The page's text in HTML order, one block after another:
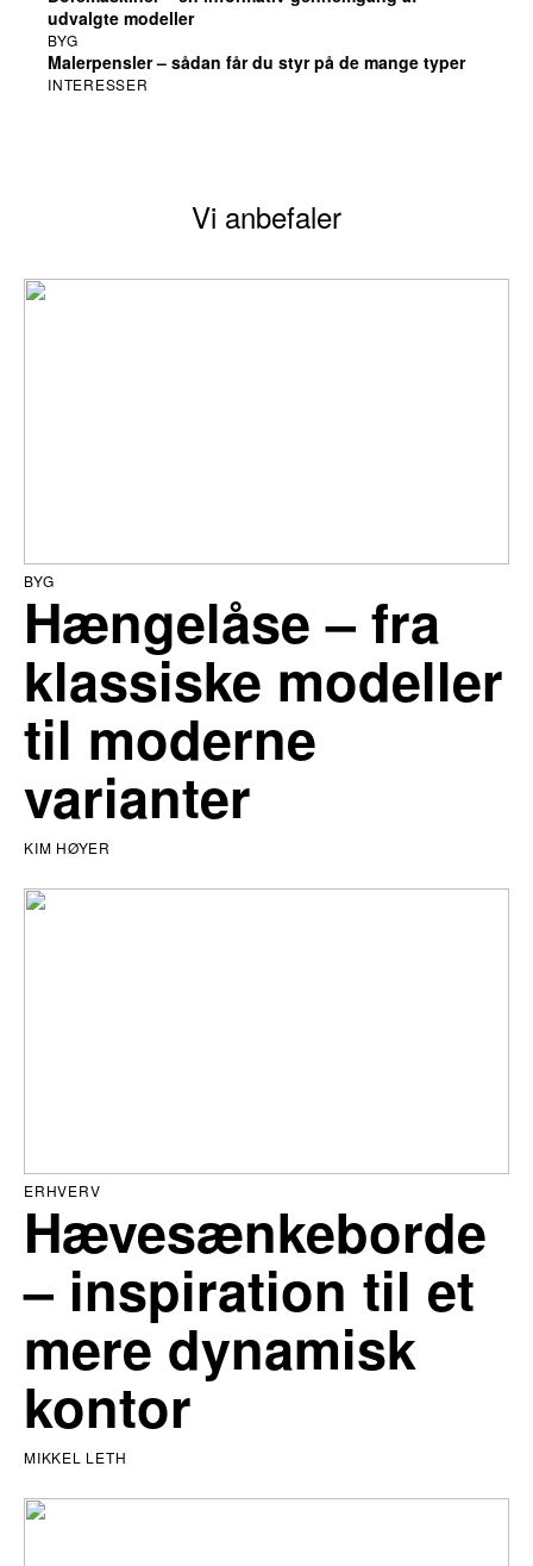
gennemgang
Stefan Svendson
udvalgte modeller
BYG
Malerpensler – sådan får du styr på de mange typer
INTERESSER
Vi anbefaler
Hængelåse – fra
klassiske modeller
til moderne
varianter
BYG
KIM HØYER
Hævesænkeborde
– inspiration til et
mere dynamisk
kontor
ERHVERV
MIKKEL LETH